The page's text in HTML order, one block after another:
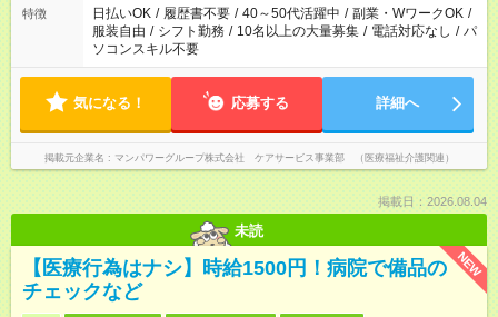
特徴 日払いOK / 履歴書不要 / 40～50代活躍中 / 副業・WワークOK /
服装自由 / シフト勤務 / 10名以上の大量募集 / 電話対応なし / パ
ソコンスキル不要
気になる！ 応募する 詳細へ
掲載元企業名 マンパワーグループ株式会社 ケアサービス事業部 （医療福祉介護関連）
掲載日：2026.08.04
未読
NEW
【医療行為はナシ】時給1500円！病院で備品の
チェックなど